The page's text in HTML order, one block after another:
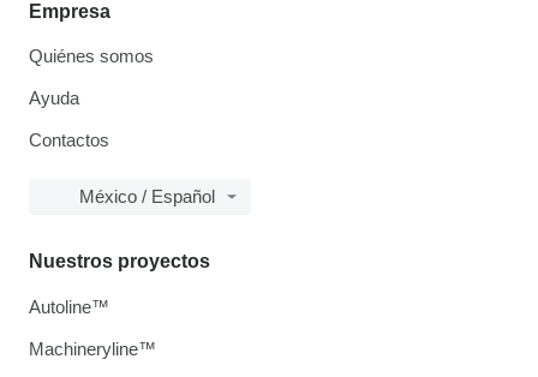
Empresa
Quiénes somos
Ayuda
Contactos
México / Español
Nuestros proyectos
Autoline™
Machineryline™